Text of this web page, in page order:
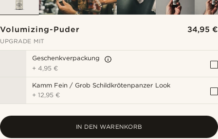
Volumizing-Puder 34,95 €
UPGRADE MIT
Geschenkverpackung
+4,95 €
Kamm Fein / Grob Schildkrötenpanzer Look
+12,95 €
IN DEN WARENKORB